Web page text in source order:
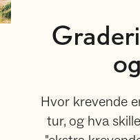
Hvor krevende
tur, og hva